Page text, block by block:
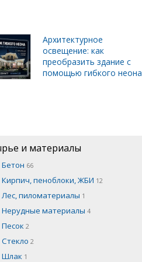
Архитектурное
освещение: как
преобразить здание с
помощью гибкого неона
и материалы
Бетон 66
Кирпич, пеноблоки, ЖБИ 12
Лес, пиломатериалы 1
Нерудные материалы 4
Песок 2
Стекло 2
Шлак 1